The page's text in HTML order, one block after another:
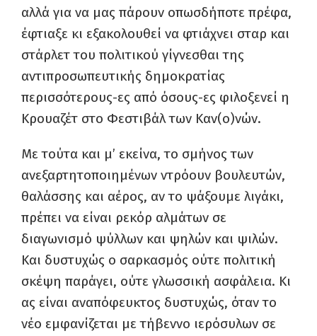
αλλά για να μας πάρουν οπωσδήποτε πρέφα,
έφτιαξε κι εξακολουθεί να φτιάχνει σταρ και
στάρλετ του πολιτικού γίγνεσθαι της
αντιπροσωπευτικής δημοκρατίας
περισσότερους-ες από όσους-ες φιλοξενεί η
Κρουαζέτ στο Φεστιβάλ των Καν(ο)νών.
Με τούτα και μ’ εκείνα, το σμήνος των
ανεξαρτητοποιημένων ντρόουν βουλευτών,
θαλάσσης και αέρος, αν το ψάξουμε λιγάκι,
πρέπει να είναι ρεκόρ αλμάτων σε
διαγωνισμό ψύλλων και ψηλών και ψιλών.
Και δυστυχώς ο σαρκασμός ούτε πολιτική
σκέψη παράγει, ούτε γλωσσική ασφάλεια. Κι
ας είναι αναπόφευκτος δυστυχώς, όταν το
νέο εμφανίζεται με τήβεννο ιερόσυλων σε